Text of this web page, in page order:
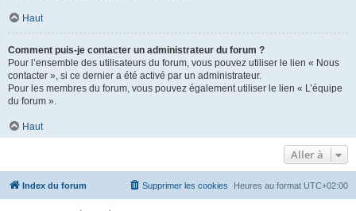
Haut
Comment puis-je contacter un administrateur du forum ?
Pour l’ensemble des utilisateurs du forum, vous pouvez utiliser le lien « Nous
contacter », si ce dernier a été activé par un administrateur.
Pour les membres du forum, vous pouvez également utiliser le lien « L’équipe
du forum ».
Haut
Aller à
Index du forum Heures au format UTC+02:00
Supprimer les cookies